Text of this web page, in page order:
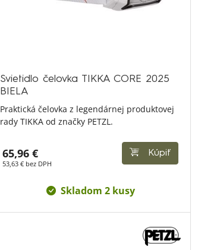
Svietidlo čelovka TIKKA CORE 2025
BIELA
Praktická čelovka z legendárnej produktovej
rady TIKKA od značky PETZL.
65,96 €
53,63 € bez DPH
Kúpiť
Skladom 2 kusy